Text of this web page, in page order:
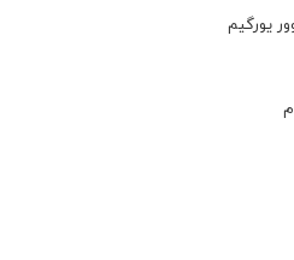
یورگیم